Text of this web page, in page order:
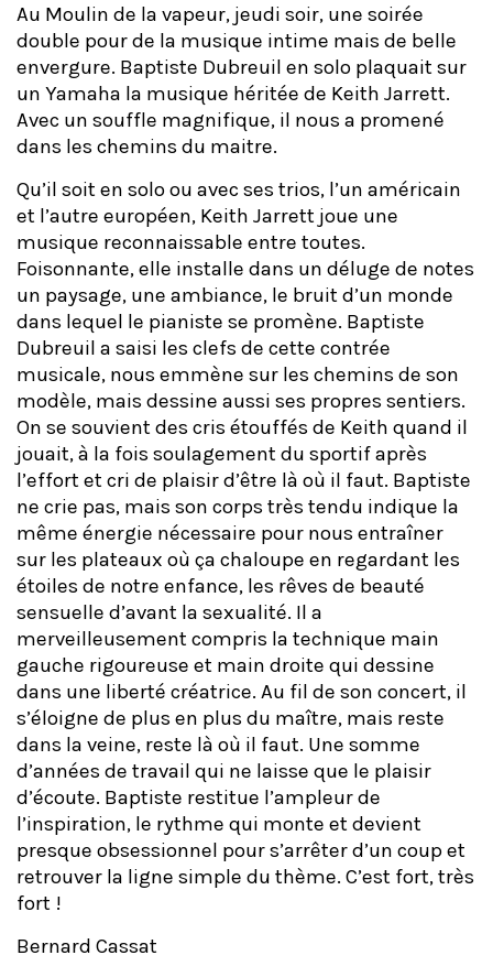
Au Moulin de la vapeur, jeudi soir, une soirée
double pour de la musique intime mais de belle
envergure. Baptiste Dubreuil en solo plaquait sur
un Yamaha la musique héritée de Keith Jarrett.
Avec un souffle magnifique, il nous a promené
dans les chemins du maitre.
Qu’il soit en solo ou avec ses trios, l’un américain
et l’autre européen, Keith Jarrett joue une
musique reconnaissable entre toutes.
Foisonnante, elle installe dans un déluge de notes
un paysage, une ambiance, le bruit d’un monde
dans lequel le pianiste se promène. Baptiste
Dubreuil a saisi les clefs de cette contrée
musicale, nous emmène sur les chemins de son
modèle, mais dessine aussi ses propres sentiers.
On se souvient des cris étouffés de Keith quand il
jouait, à la fois soulagement du sportif après
l’effort et cri de plaisir d’être là où il faut. Baptiste
ne crie pas, mais son corps très tendu indique la
même énergie nécessaire pour nous entraîner
sur les plateaux où ça chaloupe en regardant les
étoiles de notre enfance, les rêves de beauté
sensuelle d’avant la sexualité. Il a
merveilleusement compris la technique main
gauche rigoureuse et main droite qui dessine
dans une liberté créatrice. Au fil de son concert, il
s’éloigne de plus en plus du maître, mais reste
dans la veine, reste là où il faut. Une somme
d’années de travail qui ne laisse que le plaisir
d’écoute. Baptiste restitue l’ampleur de
l’inspiration, le rythme qui monte et devient
presque obsessionnel pour s’arrêter d’un coup et
retrouver la ligne simple du thème. C’est fort, très
fort !
Bernard Cassat